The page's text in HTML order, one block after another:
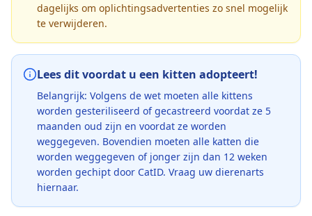
dagelijks om oplichtingsadvertenties zo snel mogelijk
te verwijderen.
Lees dit voordat u een kitten adopteert!
Belangrijk: Volgens de wet moeten alle kittens
worden gesteriliseerd of gecastreerd voordat ze 5
maanden oud zijn en voordat ze worden
weggegeven. Bovendien moeten alle katten die
worden weggegeven of jonger zijn dan 12 weken
worden gechipt door CatID. Vraag uw dierenarts
hiernaar.